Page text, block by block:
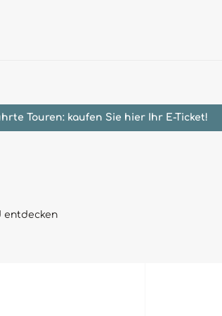
Touren: kaufen Sie hier Ihr E-Ticket!
entdecken